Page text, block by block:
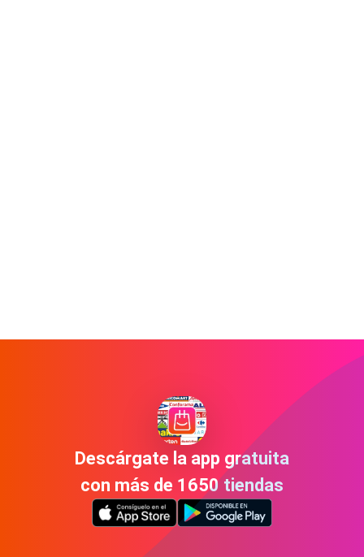
Descárgate la app gratuita
con más de 1650 tiendas